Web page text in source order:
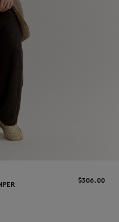
$‌306.00